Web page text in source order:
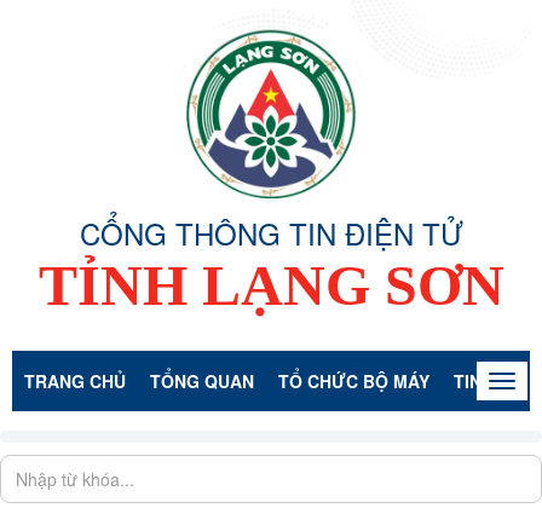
CỔNG THÔNG TIN ĐIỆN TỬ
TỈNH LẠNG SƠN
TRANG CHỦ TỔNG QUAN TỔ CHỨC BỘ MÁY TIN TỨC -